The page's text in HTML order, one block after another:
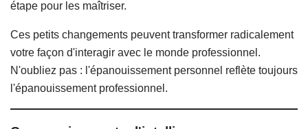
étape pour les maîtriser.
Ces petits changements peuvent transformer radicalement
votre façon d'interagir avec le monde professionnel.
N'oubliez pas : l'épanouissement personnel reflète toujours
l'épanouissement professionnel.